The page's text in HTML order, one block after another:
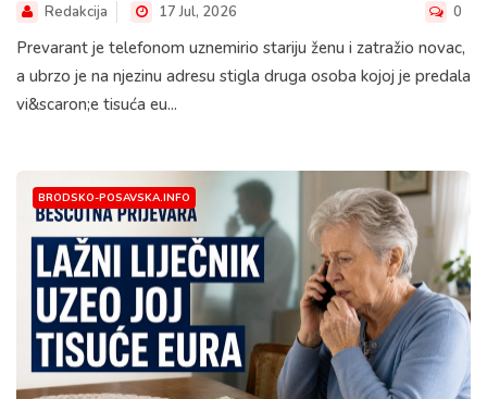
Redakcija 17 Jul, 2026 0
Prevarant je telefonom uznemirio stariju ženu i zatražio novac,
a ubrzo je na njezinu adresu stigla druga osoba kojoj je predala
vi&scaron;e tisuća eu...
BRODSKO-POSAVSKA.INFO